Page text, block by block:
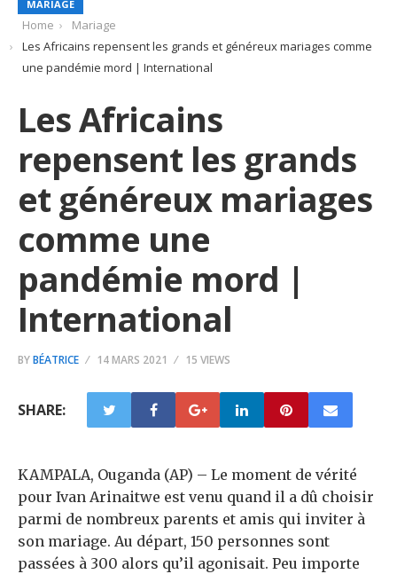
MARIAGE
Home
Mariage
Les Africains repensent les grands et généreux mariages comme
une pandémie mord | International
Les Africains
repensent les grands
et généreux mariages
comme une
pandémie mord |
International
BYBÉATRICE 14 MARS 2021 15 VIEWS
SHARE:
KAMPALA, Ouganda (AP) – Le moment de vérité
pour Ivan Arinaitwe est venu quand il a dû choisir
parmi de nombreux parents et amis qui inviter à
son mariage. Au départ, 150 personnes sont
passées à 300 alors qu’il agonisait. Peu importe